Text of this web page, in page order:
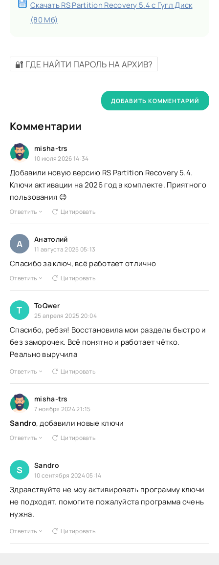
Скачать RS Partition Recovery 5.4 с Гугл Диск
(80 Мб)
🔐 ГДЕ НАЙТИ ПАРОЛЬ НА АРХИВ?
Комментарии
ДОБАВИТЬ КОММЕНТАРИЙ
misha-trs
10 июля 2026 14:34
Добавили новую версию RS Partition Recovery 5.4.
Ключи активации на 2026 год в комплекте. Приятного
пользования 😉
Ответить Цитировать
А Анатолий
11 августа 2025 05:13
Спасибо за ключ, всё работает отлично
Ответить Цитировать
T ToQwer
25 апреля 2025 20:04
Спасибо, ребзя! Восстановила мои разделы быстро и
без заморочек. Всё понятно и работает чётко.
Реально выручила
Ответить Цитировать
misha-trs
7 ноября 2024 21:15
Sandro, добавили новые ключи
Ответить Цитировать
S Sandro
10 сентября 2024 05:14
Здравствуйте не моу активировать программу ключи
не подходят. помогите пожалуйста программа очень
нужна.
Ответить Цитировать